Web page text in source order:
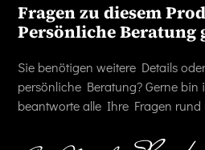
Fragen zu diesem
Persönliche Beratung
Sie benötigen weitere Details
persönliche Beratung? Gerne bin
beantworte alle Ihre Fragen rund